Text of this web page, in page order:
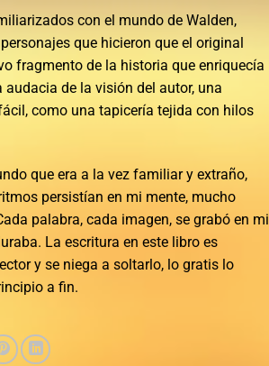
con el mundo de Walden,
que hicieron que el original
fragmento de la historia que enriquecía
de la visión del autor, una
como una tapicería tejida con hilos
que era a la vez familiar y extraño,
persistían en mi mente, mucho
palabra, cada imagen, se grabó en mi
La escritura en este libro es
y se niega a soltarlo, lo gratis lo
a fin.